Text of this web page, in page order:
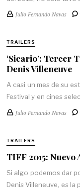
Julio Fernando Navas
TRAILERS
‘Sicario’: Tercer
Denis Villeneuve
A casi un mes de su
Festival y en cines
Julio Fernando Navas
TRAILERS
TIFF 2015: Nuevo
Si algo podemos dar
Denis Villeneuve, es la